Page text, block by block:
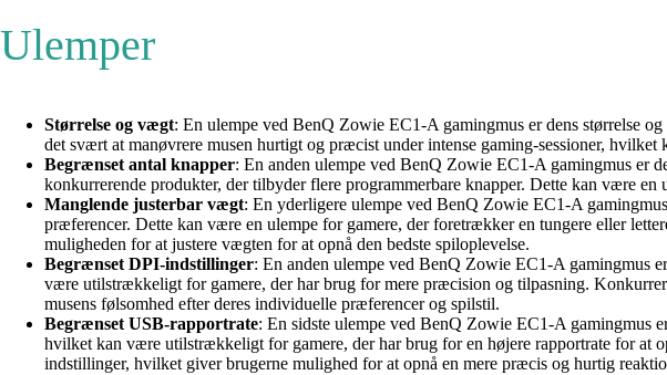
Ulemper
Størrelse og vægt: En ulempe ved BenQ Zowie EC1-A gamingmus er dens størrelse
det svært at manøvrere musen hurtigt og præcist under intense gaming-sessioner,
Begrænset antal knapper: En anden ulempe ved BenQ Zowie EC1-A gamingmus er
konkurrerende produkter, der tilbyder flere programmerbare knapper. Dette kan være
Manglende justerbar vægt: En yderligere ulempe ved BenQ Zowie EC1-A
præferencer. Dette kan være en ulempe for gamere, der foretrækker en tungere eller
muligheden for at justere vægten for at opnå den bedste spiloplevelse.
Begrænset DPI-indstillinger: En anden ulempe ved BenQ Zowie EC1-A gamingmus
være utilstrækkeligt for gamere, der har brug for mere præcision og tilpasning.
musens følsomhed efter deres individuelle præferencer og spilstil.
Begrænset USB-rapportrate: En sidste ulempe ved BenQ Zowie EC1-A gamingmus
hvilket kan være utilstrækkeligt for gamere, der har brug for en højere rapportrate for at
indstillinger, hvilket giver brugerne mulighed for at opnå en mere præcis og hurtig